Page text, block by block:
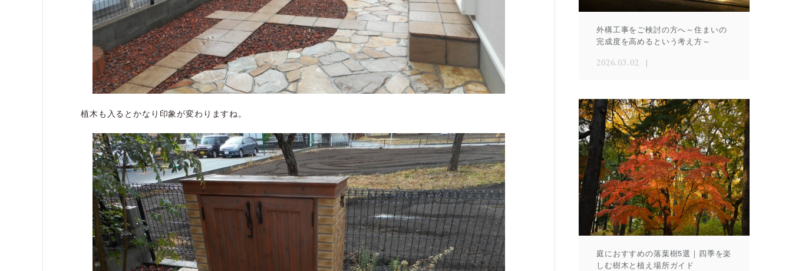
植木も入るとかなり印象が変わりますね。
外構工事をご検討の方へ～住まいの
完成度を高めるという考え方～
2026.03.02
庭におすすめの落葉樹5選｜四季を楽
しむ樹木と植え場所ガイド